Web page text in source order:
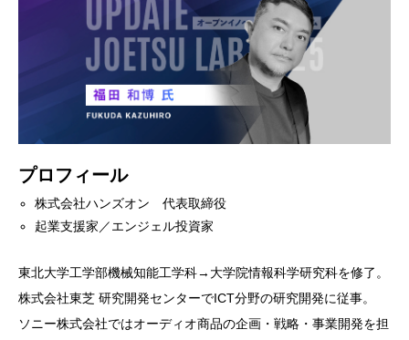
プロフィール
株式会社ハンズオン 代表取締役
起業支援家／エンジェル投資家
東北大学工学部機械知能工学科→大学院情報科学研究科を修了。
株式会社東芝 研究開発センターでICT分野の研究開発に従事。
ソニー株式会社ではオーディオ商品の企画・戦略・事業開発を担